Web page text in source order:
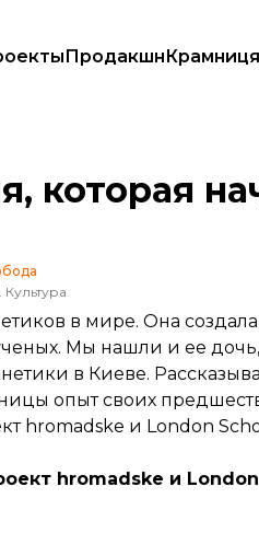
ПродакшнКрамниця
в мире. Она
Мы нашли и ее
в Киеве.
опыт своих
hromadske и London
hromadske и